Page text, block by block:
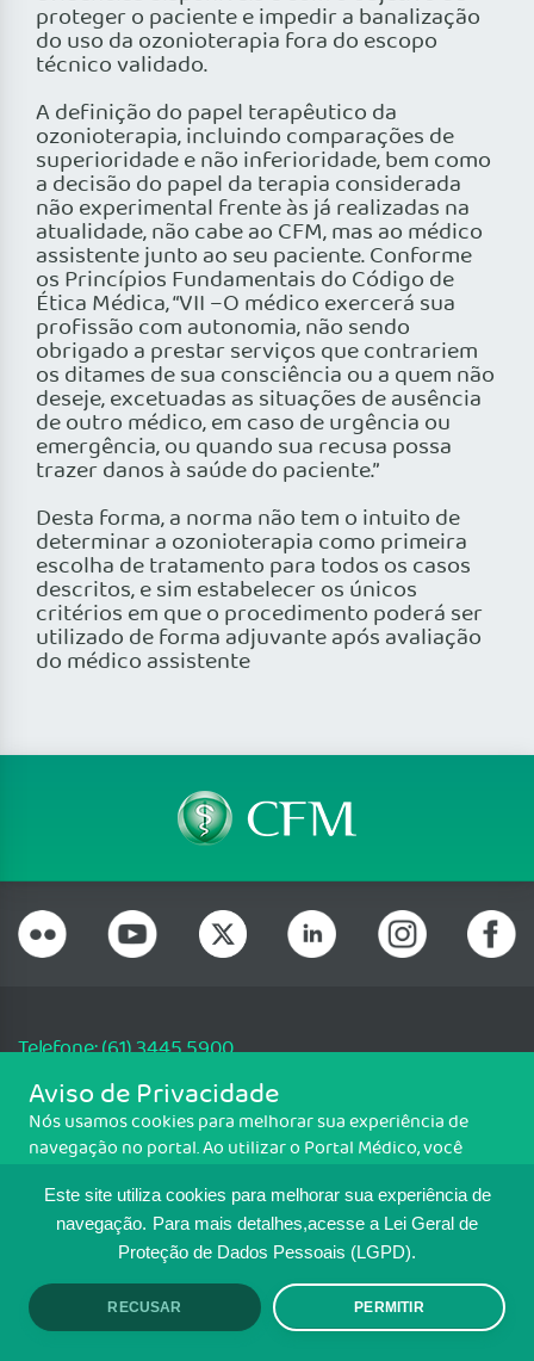
Este site utiliza cookies para melhorar sua experiência de
navegação. Para mais detalhes,acesse a Lei Geral de
Proteção de Dados Pessoais (LGPD).
RECUSAR PERMITIR
proteger o paciente e impedir a banalização
do uso da ozonioterapia fora do escopo
técnico validado.
A definição do papel terapêutico da
ozonioterapia, incluindo comparações de
superioridade e não inferioridade, bem como
a decisão do papel da terapia considerada
não experimental frente às já realizadas na
atualidade, não cabe ao CFM, mas ao médico
assistente junto ao seu paciente. Conforme
os Princípios Fundamentais do Código de
Ética Médica, “VII –O médico exercerá sua
profissão com autonomia, não sendo
obrigado a prestar serviços que contrariem
os ditames de sua consciência ou a quem não
deseje, excetuadas as situações de ausência
de outro médico, em caso de urgência ou
emergência, ou quando sua recusa possa
trazer danos à saúde do paciente.”
Desta forma, a norma não tem o intuito de
determinar a ozonioterapia como primeira
escolha de tratamento para todos os casos
descritos, e sim estabelecer os únicos
critérios em que o procedimento poderá ser
utilizado de forma adjuvante após avaliação
do médico assistente
Telefone: (61) 3445 5900
Email: cfm@portalmedico.org.br
SGAS 616, Conjunto D, Lote 115, L2 Sul, Brasília/DF - CEP: 70200-760 -
CNPJ: 33.583.550/0001-30
MAPA DO SITE
TRANSPARÊNCIA E PRESTAÇÃO DE
CONTAS
Aviso de Privacidade
Nós usamos cookies para melhorar sua experiência de
navegação no portal. Ao utilizar o Portal Médico, você
Para ter mais informações sobre como isso é feito, acesse
Política de cookies. Se você concorda, clique em ACEITO.
ACEITO